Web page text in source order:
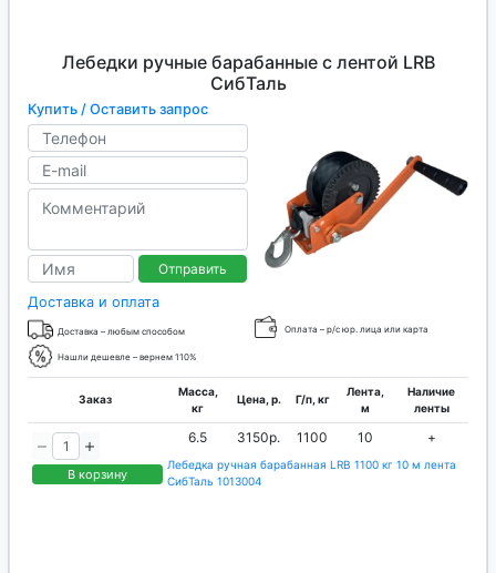
Лебедки ручные барабанные с лентой LRB
СибТаль
Купить / Оставить запрос
Отправить
Доставка и оплата
Доставка – любым способом Оплата – р/с юр. лица или карта
Нашли дешевле – вернем 110%
Заказ
Масса,
кг
Цена, р. Г/п, кг
Лента,
м
Наличие
ленты
В корзину
6.5 3150р. 1100 10 +
Лебедка ручная барабанная LRB 1100 кг 10 м лента
СибТаль 1013004